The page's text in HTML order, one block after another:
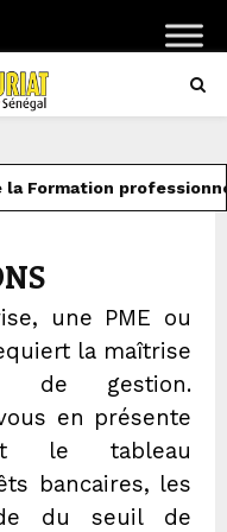
Formation
une PME ou
la maîtrise
de gestion.
en présente
le tableau
bancaires, les
du seuil de